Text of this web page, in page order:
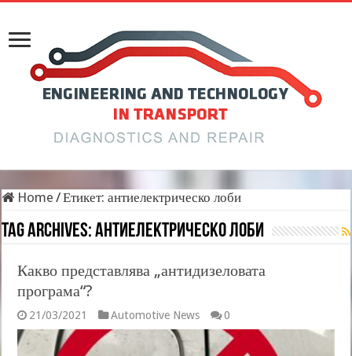
Home /Етикет:антиелектрическо лоби
Tag Archives:антиелектрическо лоби
Какво представлява „антидизеловата
програма“?
21/03/2021 Automotive News 0